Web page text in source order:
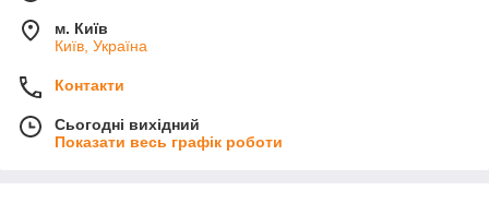
м. Київ
Київ, Україна
Контакти
Сьогодні вихідний
Показати весь графік роботи